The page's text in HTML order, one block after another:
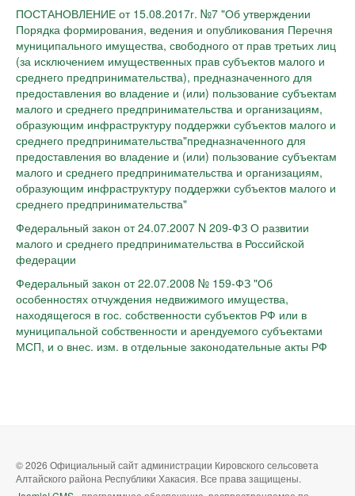
ПОСТАНОВЛЕНИЕ от 15.08.2017г. №7 "Об утверждении
Порядка формирования, ведения и опубликования Перечня
муниципального имущества, свободного от прав третьих лиц
(за исключением имущественных прав субъектов малого и
среднего предпринимательства), предназначенного для
предоставления во владение и (или) пользование субъектам
малого и среднего предпринимательства и организациям,
образующим инфраструктуру поддержки субъектов малого и
среднего предпринимательства"предназначенного для
предоставления во владение и (или) пользование субъектам
малого и среднего предпринимательства и организациям,
образующим инфраструктуру поддержки субъектов малого и
среднего предпринимательства"
Федеральный закон от 24.07.2007 N 209-ФЗ О развитии
малого и среднего предпринимательства в Российской
федерации
Федеральный закон от 22.07.2008 № 159-ФЗ "Об
особенностях отчуждения недвижимого имущества,
находящегося в гос. собственности субъектов РФ или в
муниципальной собственности и арендуемого субъектами
МСП, и о внес. изм. в отдельные законодательные акты РФ
© 2026 Официальный сайт администрации Кировского сельсовета
Алтайского района Республики Хакасия. Все права защищены.